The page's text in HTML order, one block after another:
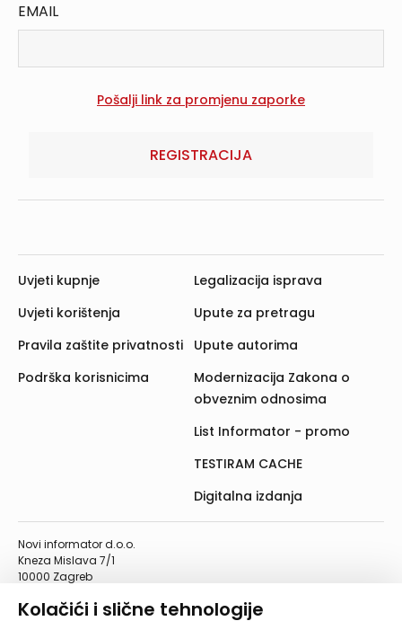
Kolačići i slične tehnologije
EMAIL
REGISTRACIJA
Novi informator d.o.o.
Kneza Mislava 7/1
10000 Zagreb
Telefaks: 01/4612-553
Uvjeti kupnje
Uvjeti korištenja
Pravila zaštite privatnosti
Podrška korisnicima
Legalizacija isprava
Upute za pretragu
Upute autorima
Modernizacija Zakona o
obveznim odnosima
List Informator - promo
TESTIRAM CACHE
Digitalna izdanja